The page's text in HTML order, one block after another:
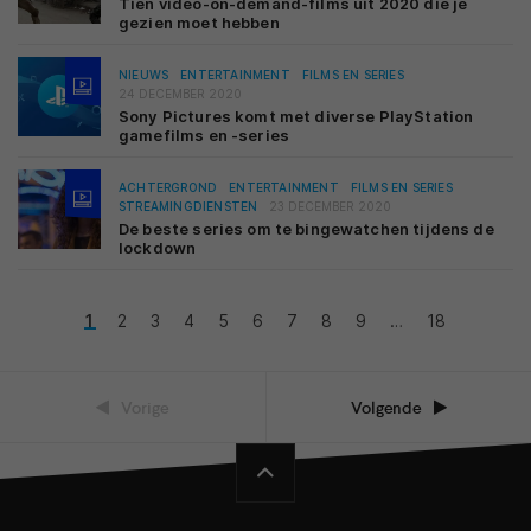
gezien moet hebben
NIEUWS ENTERTAINMENT
FILMS EN SERIES
24 DECEMBER 2020
Sony Pictures komt met diverse PlayStation
gamefilms en -series
ACHTERGROND ENTERTAINMENT
FILMS EN SERIES
STREAMINGDIENSTEN
23 DECEMBER 2020
De beste series om te bingewatchen tijdens de
lockdown
1 2 3 4 5 6 7 8 9 … 18
Volgende